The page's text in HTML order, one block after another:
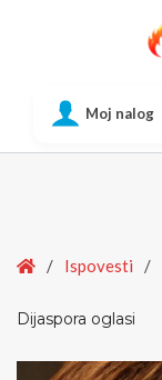
Moj nalog
Home
/ Ispovesti /
Dijaspora oglasi